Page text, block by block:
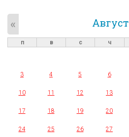
Август
«
п в с ч
3 4 5 6
10 11 12 13
17 18 19 20
24 25 26 27